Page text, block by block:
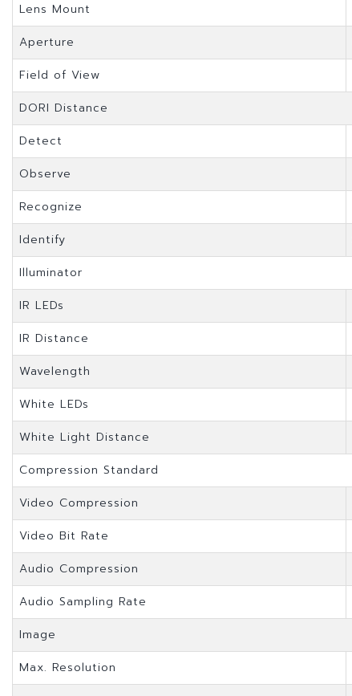
Lens Mount
Aperture
Field of View
DORI Distance
Detect
Observe
Recognize
Identify
Illuminator
IR LEDs
IR Distance
Wavelength
White LEDs
White Light Distance
Compression Standard
Video Compression
Video Bit Rate
Audio Compression
Audio Sampling Rate
Image
Max. Resolution